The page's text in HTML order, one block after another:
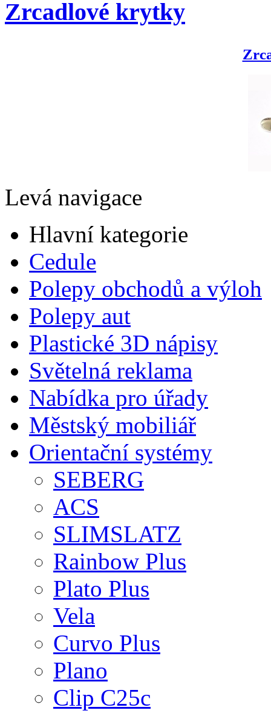
Zrcadlové krytky
Levá navigace
Hlavní kategorie
Cedule
Polepy obchodů a výloh
Polepy aut
Plastické 3D nápisy
Světelná reklama
Nabídka pro úřady
Městský mobiliář
Orientační systémy
SEBERG
ACS
SLIMSLATZ
Rainbow Plus
Plato Plus
Vela
Curvo Plus
Plano
Clip C25c